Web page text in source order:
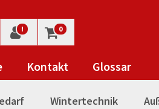
! 0
Kontakt Glossar
Wintertechnik